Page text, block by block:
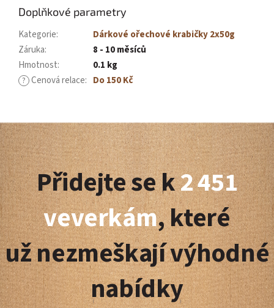
Doplňkové parametry
Kategorie:
Dárkové ořechové krabičky 2x50g
Záruka:
8 - 10 měsíců
Hmotnost: 0.1 kg
? Cenová relace: Do 150 Kč
Z
á
p
a
t
í
Přidejte se k2 451
veverkám, které
už nezmeškají výhodné
nabídky